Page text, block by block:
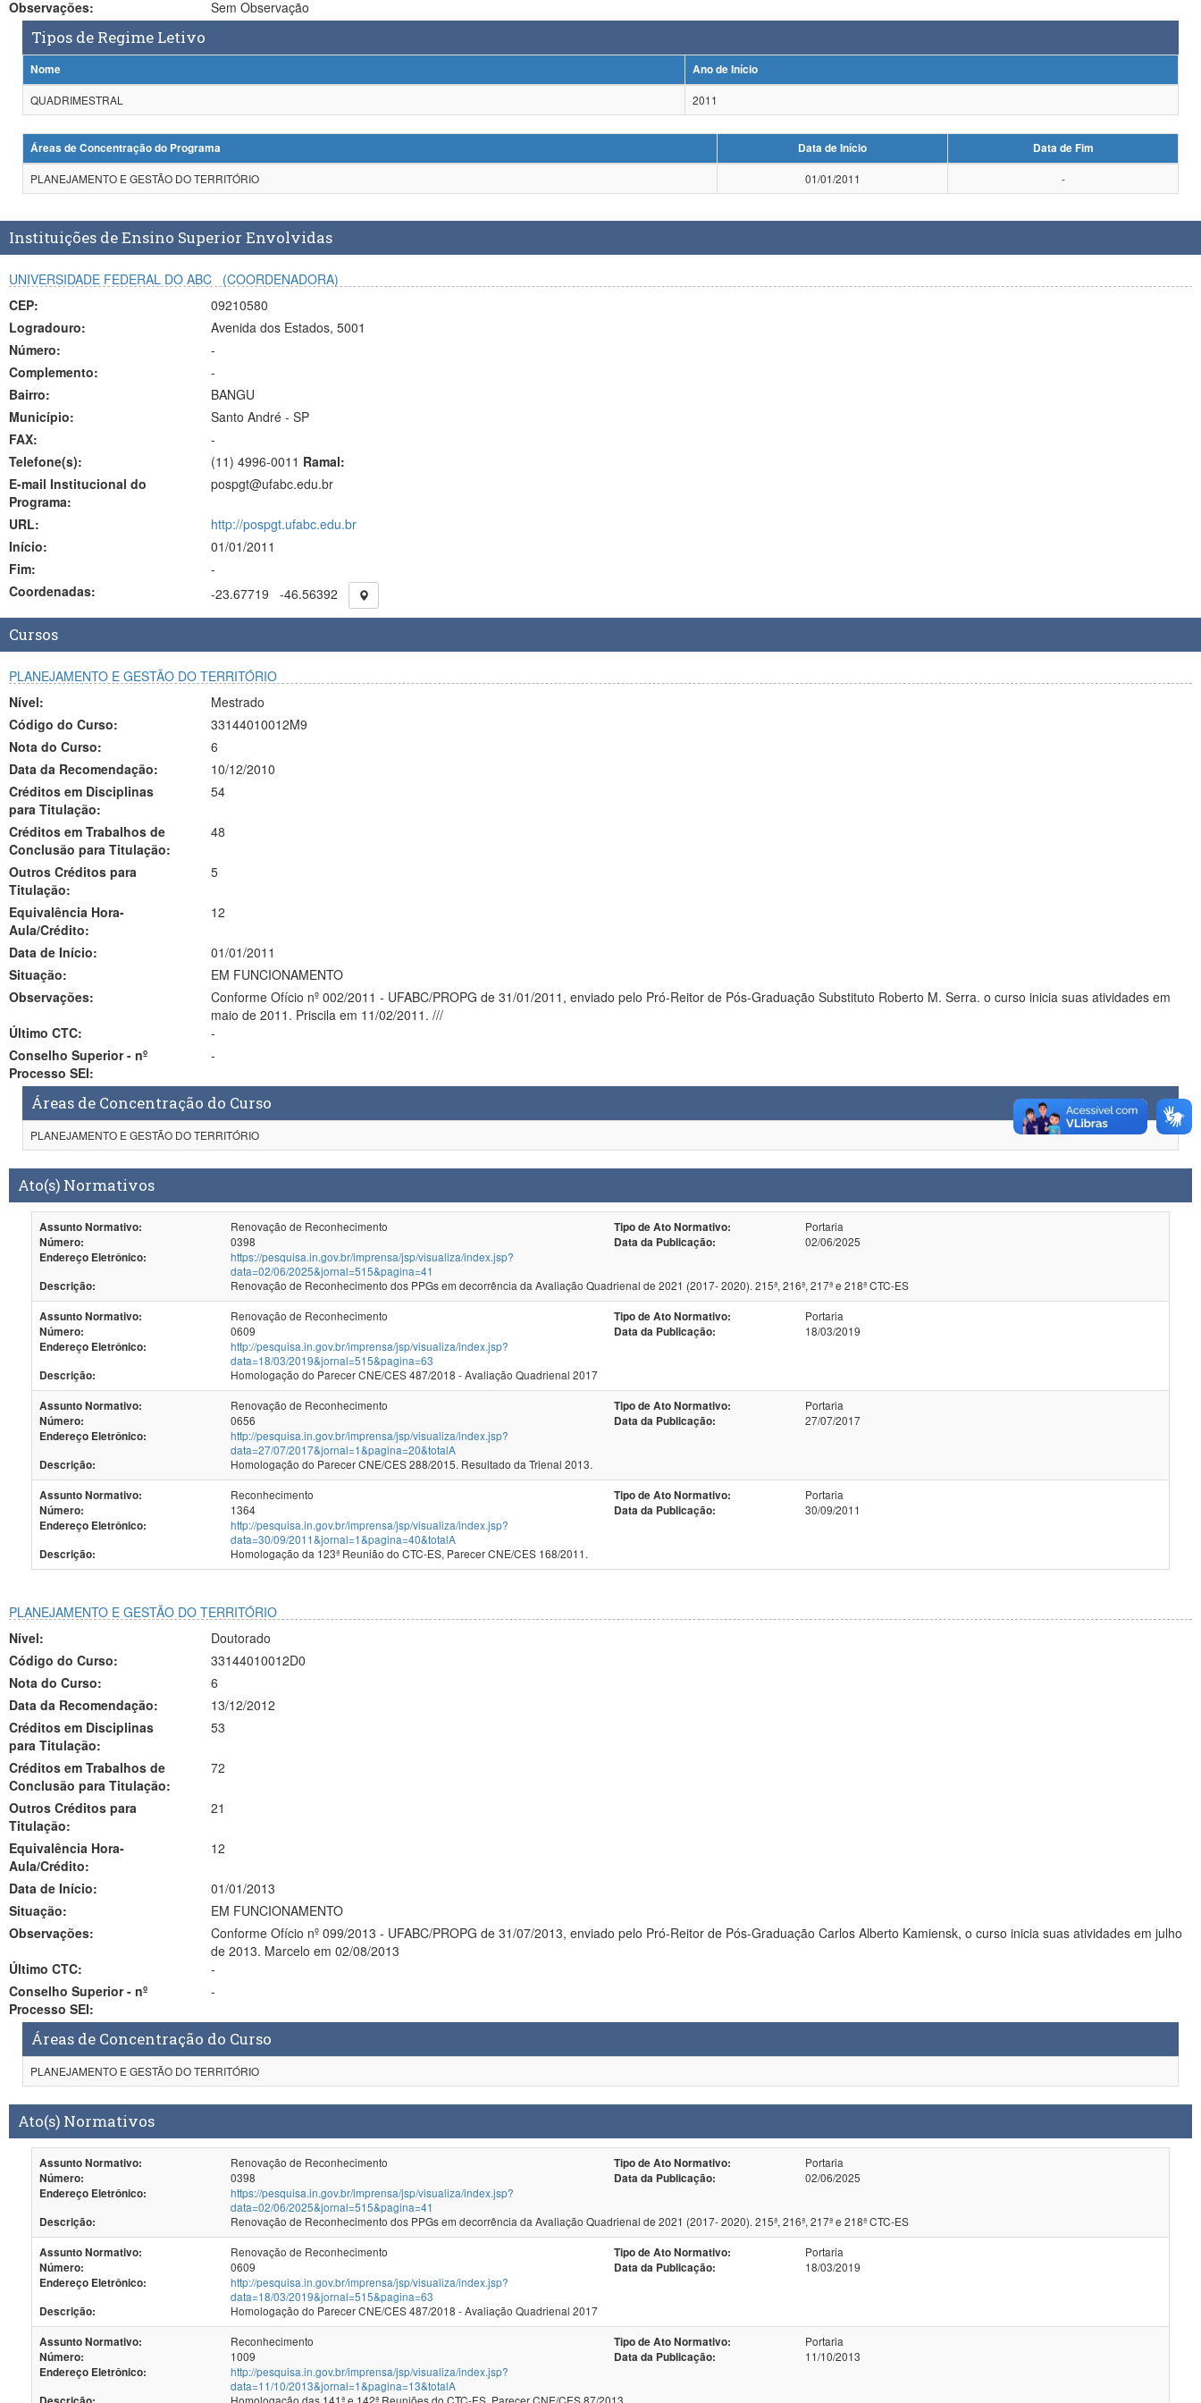
Observações:
Sem Observação
Tipos de Regime Letivo
Nome
Ano de Início
QUADRIMESTRAL
2011
Áreas de Concentração do Programa Data de Início
Data de Fim
PLANEJAMENTO E GESTÃO DO TERRITÓRIO
01/01/2011 -
Instituições de Ensino Superior Envolvidas
UNIVERSIDADE FEDERAL DO ABC
(COORDENADORA)
CEP:
09210580
Logradouro:
Avenida dos Estados, 5001
Número:
-
Complemento:
-
Bairro:
BANGU
Município:
Santo André - SP
FAX:
-
Telefone(s):
(11) 4996-0011 Ramal:
E-mail Institucional do
Programa:
pospgt@ufabc.edu.br
URL:
http://pospgt.ufabc.edu.br
Início:
01/01/2011
Fim:
-
Coordenadas:
-23.67719 -46.56392
Cursos
PLANEJAMENTO E GESTÃO DO TERRITÓRIO
Nível:
Mestrado
Código do Curso:
33144010012M9
Nota do Curso:
6
Data da Recomendação:
10/12/2010
Créditos em Disciplinas
para Titulação:
54
Créditos em Trabalhos de
Conclusão para Titulação:
48
Outros Créditos para
Titulação:
5
Equivalência Hora-
Aula/Crédito:
12
Data de Início:
01/01/2011
Situação:
EM FUNCIONAMENTO
Observações:
Conforme Ofício nº 002/2011 - UFABC/PROPG de 31/01/2011, enviado pelo Pró-Reitor de Pós-Graduação Substituto Roberto M. Serra. o curso inicia suas atividades em
maio de 2011. Priscila em 11/02/2011. ///
Último CTC:
-
Conselho Superior - nº
Processo SEI:
-
Áreas de Concentração do Curso
PLANEJAMENTO E GESTÃO DO TERRITÓRIO
Ato(s) Normativos
Assunto Normativo: Renovação de Reconhecimento Tipo de Ato Normativo:
Portaria
Número:
0398 Data da Publicação:
02/06/2025
Endereço Eletrônico:
https://pesquisa.in.gov.br/imprensa/jsp/visualiza/index.jsp?
data=02/06/2025&jornal=515&pagina=41
Descrição:
Renovação de Reconhecimento dos PPGs em decorrência da Avaliação Quadrienal de 2021 (2017- 2020). 215ª, 216ª, 217ª e 218ª CTC-ES
Assunto Normativo: Renovação de Reconhecimento Tipo de Ato Normativo:
Portaria
Número:
0609 Data da Publicação:
18/03/2019
Endereço Eletrônico:
http://pesquisa.in.gov.br/imprensa/jsp/visualiza/index.jsp?
data=18/03/2019&jornal=515&pagina=63
Descrição:
Homologação do Parecer CNE/CES 487/2018 - Avaliação Quadrienal 2017
Assunto Normativo: Renovação de Reconhecimento Tipo de Ato Normativo:
Portaria
Número:
0656 Data da Publicação:
27/07/2017
Endereço Eletrônico:
http://pesquisa.in.gov.br/imprensa/jsp/visualiza/index.jsp?
data=27/07/2017&jornal=1&pagina=20&totalA
Descrição:
Homologação do Parecer CNE/CES 288/2015. Resultado da Trienal 2013.
Assunto Normativo: Reconhecimento Tipo de Ato Normativo:
Portaria
Número:
1364 Data da Publicação:
30/09/2011
Endereço Eletrônico:
http://pesquisa.in.gov.br/imprensa/jsp/visualiza/index.jsp?
data=30/09/2011&jornal=1&pagina=40&totalA
Descrição:
Homologação da 123ª Reunião do CTC-ES, Parecer CNE/CES 168/2011.
PLANEJAMENTO E GESTÃO DO TERRITÓRIO
Nível:
Doutorado
Código do Curso:
33144010012D0
Nota do Curso:
6
Data da Recomendação:
13/12/2012
Créditos em Disciplinas
para Titulação:
53
Créditos em Trabalhos de
Conclusão para Titulação:
72
Outros Créditos para
Titulação:
21
Equivalência Hora-
Aula/Crédito:
12
Data de Início:
01/01/2013
Situação:
EM FUNCIONAMENTO
Observações:
Conforme Ofício nº 099/2013 - UFABC/PROPG de 31/07/2013, enviado pelo Pró-Reitor de Pós-Graduação Carlos Alberto Kamiensk, o curso inicia suas atividades em julho
de 2013. Marcelo em 02/08/2013
Último CTC:
-
Conselho Superior - nº
Processo SEI:
-
Áreas de Concentração do Curso
PLANEJAMENTO E GESTÃO DO TERRITÓRIO
Ato(s) Normativos
Assunto Normativo: Renovação de Reconhecimento Tipo de Ato Normativo:
Portaria
Número:
0398 Data da Publicação:
02/06/2025
Endereço Eletrônico:
https://pesquisa.in.gov.br/imprensa/jsp/visualiza/index.jsp?
data=02/06/2025&jornal=515&pagina=41
Descrição:
Renovação de Reconhecimento dos PPGs em decorrência da Avaliação Quadrienal de 2021 (2017- 2020). 215ª, 216ª, 217ª e 218ª CTC-ES
Assunto Normativo: Renovação de Reconhecimento Tipo de Ato Normativo:
Portaria
Número:
0609 Data da Publicação:
18/03/2019
Endereço Eletrônico:
http://pesquisa.in.gov.br/imprensa/jsp/visualiza/index.jsp?
data=18/03/2019&jornal=515&pagina=63
Descrição:
Homologação do Parecer CNE/CES 487/2018 - Avaliação Quadrienal 2017
Assunto Normativo: Reconhecimento Tipo de Ato Normativo:
Portaria
Número:
1009 Data da Publicação:
11/10/2013
Endereço Eletrônico:
http://pesquisa.in.gov.br/imprensa/jsp/visualiza/index.jsp?
data=11/10/2013&jornal=1&pagina=13&totalA
Homologação das 141ª e 142ª Reuniões do CTC-ES, Parecer CNE/CES 87/2013.